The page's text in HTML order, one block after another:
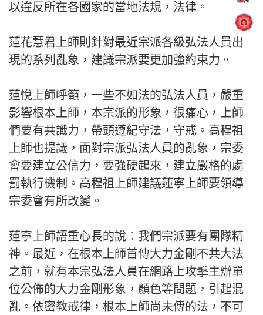
以違反所在各國家的當地法規，法律。
蓮花慧君上師則針對最近宗派各級弘法人員出
現的系列亂象，建議宗派要更加強約束力。
蓮悅上師呼籲，一些不如法的弘法人員，嚴重
影響根本上師，本宗派的形象，很痛心，上師
們要有共識力，帶頭遵紀守法，守戒。高程祖
上師也提議，面對宗派弘法人員的亂象，宗委
會要建立公信力，要強硬起來，建立嚴格的處
罰執行機制。高程祖上師建議蓮寧上師要領導
宗委會有所改變。
蓮寧上師語重心長的說：我們宗派要有團隊精
神。最近，在根本上師首傳大力金剛不共大法
之前，就有本宗弘法人員在網路上攻擊主辦單
位公佈的大力金剛形象，顏色等問題，引起混
亂。依密教戒律，根本上師尚未傳的法，不可